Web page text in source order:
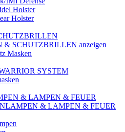
Holster
Holster
& SCHUTZBRILLEN anzeigen
Masken
SYSTEM
& LAMPEN & FEUER
& LAMPEN & FEUER